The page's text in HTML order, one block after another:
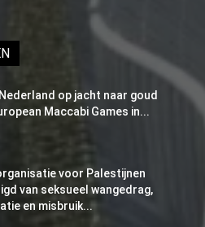
op jacht naar goud
Maccabi Games in...
voor Palestijnen
van seksueel wangedrag,
en misbruik...